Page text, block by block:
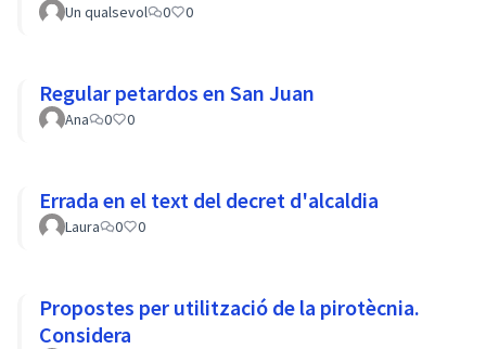
Un qualsevol 0 0
Regular petardos en San Juan
Ana 0 0
Errada en el text del decret d'alcaldia
Laura 0 0
Propostes per utilització de la pirotècnia.
Considera